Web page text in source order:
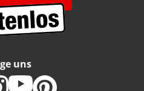
uns